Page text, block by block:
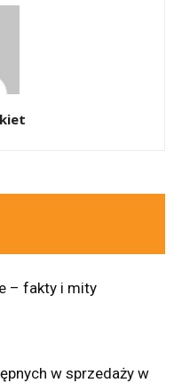
– fakty i mity
w sprzedaży w